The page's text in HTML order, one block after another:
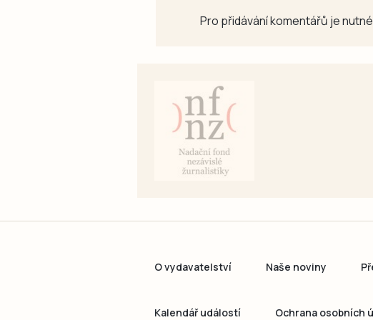
Pro přidávání komentářů je
O vydavatelství Naše noviny
Kalendář událostí Ochrana osobních